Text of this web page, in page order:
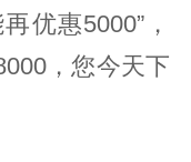
优惠5000”，
，您今天下